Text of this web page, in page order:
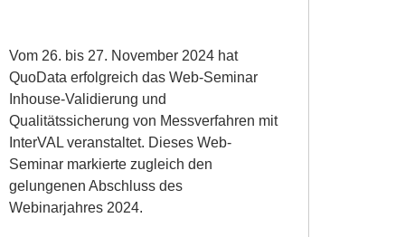
Vom 26. bis 27. November 2024 hat
QuoData erfolgreich das Web-Seminar
Inhouse-Validierung und
Qualitätssicherung von Messverfahren mit
InterVAL veranstaltet. Dieses Web-
Seminar markierte zugleich den
gelungenen Abschluss des
Webinarjahres 2024.